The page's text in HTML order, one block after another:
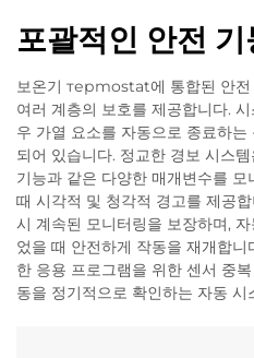
포괄적인 안전 기
보온기 терmostat에 통합된 안전
여러 계층의 보호를 제공합니다.
우 가열 요소를 자동으로 종료하
되어 있습니다. 정교한 경보 시스
기능과 같은 다양한 매개변수를
때 시각적 및 청각적 경고를 제공
시 계속된 모니터링을 보장하며,
었을 때 안전하게 작동을 재개합
한 응용 프로그램을 위한 센서 중
동을 정기적으로 확인하는 자동 시